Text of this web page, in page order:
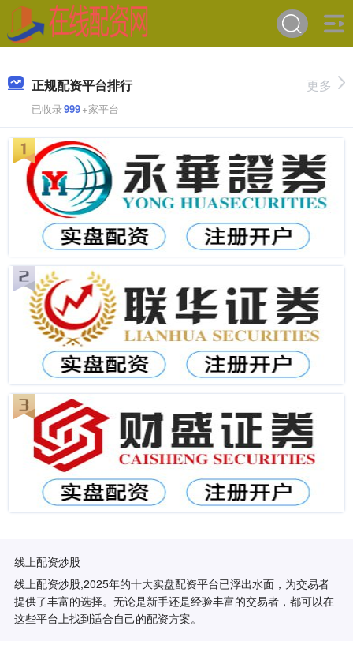
正规配资平台排行
已收录999+家平台
更多
线上配资炒股
线上配资炒股,2025年的十大实盘配资平台已浮出水面，为交易者
提供了丰富的选择。无论是新手还是经验丰富的交易者，都可以在
这些平台上找到适合自己的配资方案。